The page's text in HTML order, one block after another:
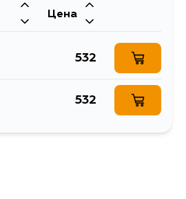
Цена
532
532